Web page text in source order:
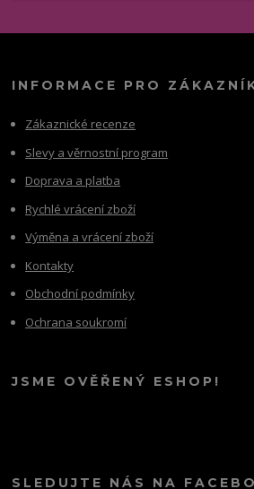
INFORMACE PRO
Zákaznické recenze
Slevy a věrnostní program
Doprava a platba
Rychlé vrácení zboží
Výměna a vrácení zboží
Kontakty
Obchodní podmínky
Ochrana soukromí
JSME OVĚŘENÝ ESHOP!
SLEDUJTE NÁS NA